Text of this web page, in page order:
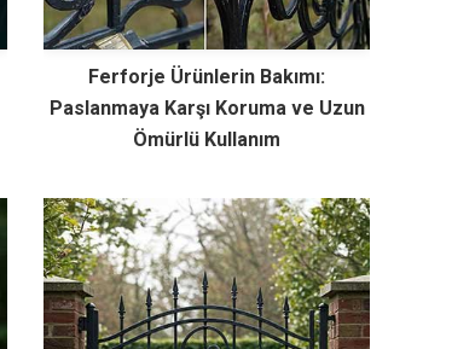
Ferforje Ürünlerin Bakımı:
Paslanmaya Karşı Koruma ve Uzun
Ömürlü Kullanım